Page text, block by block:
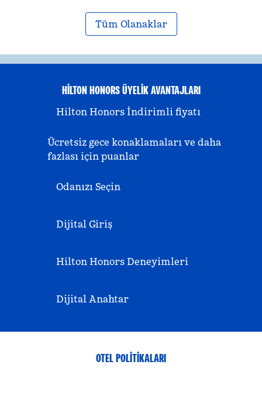
Tüm Olanaklar
HILTON HONORS ÜYELIK AVANTAJLARI
Hilton Honors İndirimli fiyatı
Ücretsiz gece konaklamaları ve daha
fazlası için puanlar
Odanızı Seçin
Dijital Giriş
Hilton Honors Deneyimleri
Dijital Anahtar
OTEL POLITIKALARI